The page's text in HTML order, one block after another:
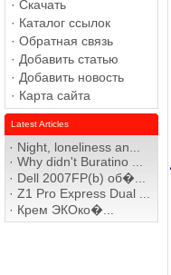
· Скачать
· Каталог ссылок
· Обратная связь
· Добавить статью
· Добавить новость
· Карта сайта
Latest Articles
· Night, loneliness an...
· Why didn't Buratino ...
· Dell 2007FP(b) об�...
· Z1 Pro Express Dual ...
· Крем ЭКОко�...